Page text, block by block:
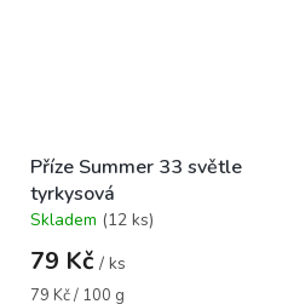
Příze Summer 33 světle
tyrkysová
Průměrné
hodnocení
produktu
je
Skladem (12 ks)
79 Kč / ks
Měrná
79 Kč / 100 g